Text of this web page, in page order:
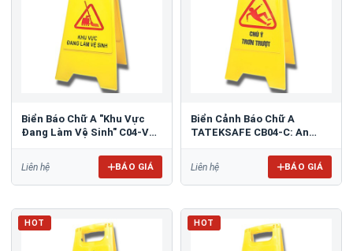
Biển Báo Chữ A "Khu Vực
Đang Làm Vệ Sinh" C04-VS:
Liên hệ BÁO GIÁ
Biển Cảnh Báo Chữ A
TATEKSAFE CB04-C: An
Liên hệ BÁO GIÁ
HOT HOT